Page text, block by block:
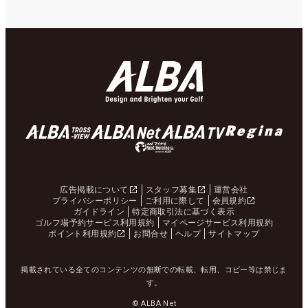
広告掲載について スタッフ募集
運営会社
プライバシーポリシー
ご利用に際して
会員規約
ガイドライン
特定商取引法に基づく表示
ゴルフ場予約サービス利用規約
マイページサービス利用規約
ポイント利用規約
お問合せ ヘルプ サイトマップ
掲載されている全てのコンテンツの無断での転載、転用、コピー等は禁じま
す。
© ALBA Net